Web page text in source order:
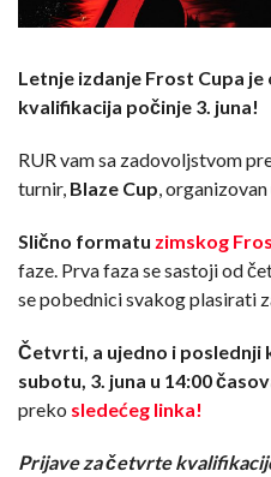
Letnje izdanje Frost Cupa
kvalifikacija počinje 3. juna!
RUR vam sa zadovoljstvom
turnir, Blaze Cup ,
Slično formatu zimskog
faze. Prva faza se sastoji od
se pobednici svakog plasirati
Četvrti, a ujedno i
subotu, 3. juna u 14:00
preko sledećeg linka!
Prijave za četvrte